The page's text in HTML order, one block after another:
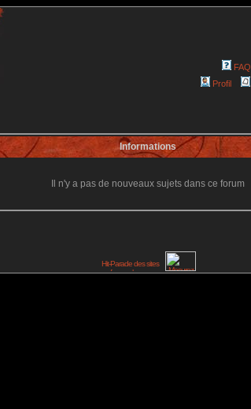
FAQ
Profil
Informations
Il n'y a pas de nouveaux sujets dans ce forum